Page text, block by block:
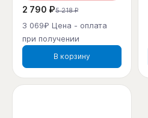
2 790 ₽5 218 ₽
3 069₽ Цена - оплата
при получении
В корзину